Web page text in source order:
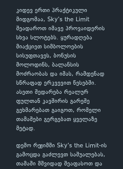
კიდევ ერთი პრაქტიკული
მიდგომაა, Sky's the Limit
შეადაროთ იმავე პროვაიდერის
სხვა სლოტებს. ყურადღება
მიაქციეთ სიმბოლოების
სისუფთავეს, ბონუსის
მოლოდინს, ბალანსის
მოძრაობას და იმას, რამდენად
სწრაფად ერკვევით წესებში.
ასეთი შედარება რეალურ
ფულთან კავშირის გარეშე
გეხმარებათ გაიგოთ, რომელი
თამაშები გერგებათ ყველაზე
მეტად.
დემო რეჟიმში Sky's the Limit-ის
გამოცდა გაძლევთ საშუალებას,
თამაში მშვიდად შეაფასოთ და